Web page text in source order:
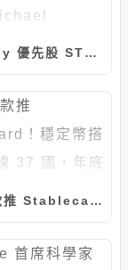
Strategy 優先股 STRC 強勢反彈突破 94 美元！Michael Saylor：目標成為全球市值最大公司
西聯匯款推 Stablecard！穩定幣搭 Visa 上線 37 國，年底衝 60 市場